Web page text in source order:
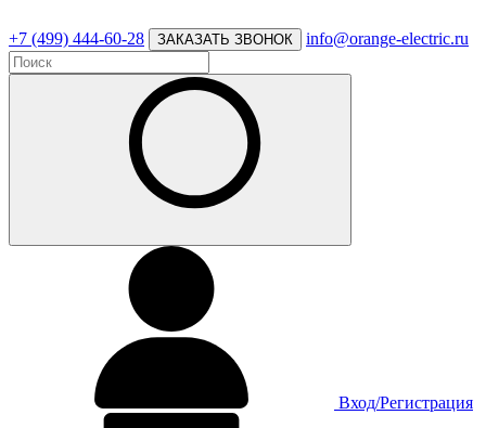
+7 (499) 444-60-28 ЗАКАЗАТЬ ЗВОНОК info@orange-electric.ru
Вход/Регистрация